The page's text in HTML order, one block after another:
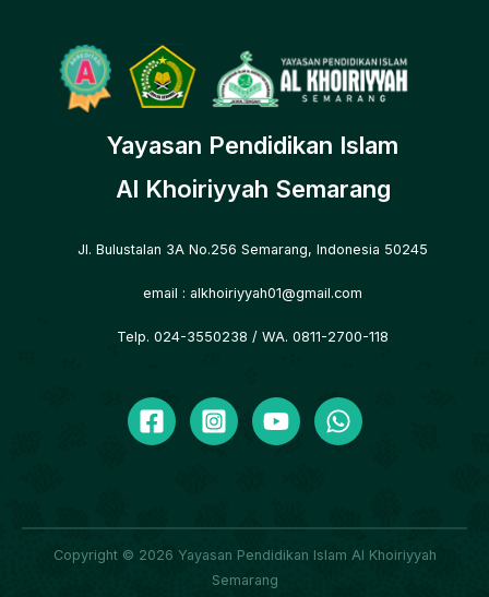
Yayasan Pendidikan Islam
Al Khoiriyyah Semarang
Jl. Bulustalan 3A No.256 Semarang, Indonesia 50245
email : alkhoiriyyah01@gmail.com
Telp. 024-3550238 / WA. 0811-2700-118
Copyright © 2026 Yayasan Pendidikan Islam Al Khoiriyyah
Semarang